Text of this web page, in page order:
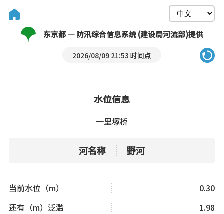
东京都 — 防汛综合信息系统 (建设局河流部)提供
2026/08/09 21:53 时间点
水位信息
一里塚桥
河名称 野河
当前水位（m）
0.30
还有（m）泛滥
1.98